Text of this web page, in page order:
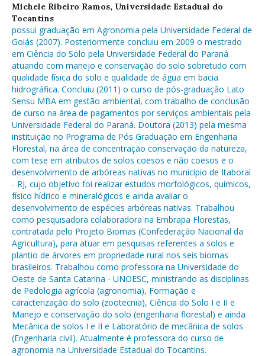
Michele Ribeiro Ramos, Universidade Estadual do
Tocantins
possui graduação em Agronomia pela Universidade Federal de
Goiás (2007). Posteriormente concluiu em 2009 o mestrado
em Ciência do Solo pela Universidade Federal do Paraná
atuando com manejo e conservação do solo sobretudo com
qualidade física do solo e qualidade de água em bacia
hidrográfica. Concluiu (2011) o curso de pós-graduação Lato
Sensu MBA em gestão ambiental, com trabalho de conclusão
de curso na área de pagamentos por serviços ambientais pela
Universidade Federal do Paraná. Doutora (2013) pela mesma
instituição no Programa de Pós Graduação em Engenharia
Florestal, na área de concentração conservação da natureza,
com tese em atributos de solos coesos e não coesos e o
desenvolvimento de arbóreas nativas no município de Itaboraí
- RJ, cujo objetivo foi realizar estudos morfológicos, químicos,
físico hídrico e mineralógicos e ainda avaliar o
desenvolvimento de espécies arbóreas nativas. Trabalhou
como pesquisadora colaboradora na Embrapa Florestas,
contratada pelo Projeto Biomas (Confederação Nacional da
Agricultura), para atuar em pesquisas referentes a solos e
plantio de árvores em propriedade rural nos seis biomas
brasileiros. Trabalhou como professora na Universidade do
Oeste de Santa Catarina - UNOESC, ministrando as disciplinas
de Pedologia agrícola (agronomia), Formação e
caracterização do solo (zootecnia), Ciência do Solo I e II e
Manejo e conservação do solo (engenharia florestal) e ainda
Mecânica de solos I e II e Laboratório de mecânica de solos
(Engenharia civil). Atualmente é professora do curso de
agronomia na Universidade Estadual do Tocantins.